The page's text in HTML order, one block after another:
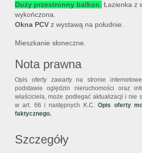
Duży przestronny balkon. Łazienka z
wykończona.
Okna PCV z wystawą na południe.
Mieszkanie słoneczne.
Nota prawna
Opis oferty zawarty na stronie
podstawie oględzin nieruchomości oraz
właściciela, może podlegać aktualizacji i nie
w art. 66 i następnych K.C.Opis oferty
faktycznego.
Szczegóły